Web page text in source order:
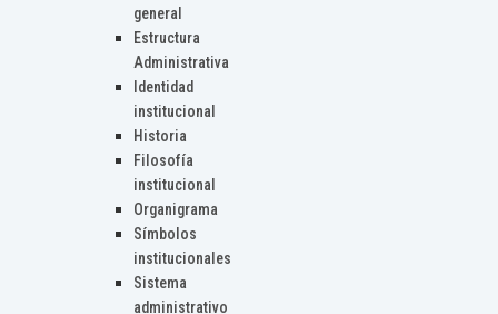
general
Estructura
Administrativa
Identidad
institucional
Historia
Filosofía
institucional
Organigrama
Símbolos
institucionales
Sistema
administrativo